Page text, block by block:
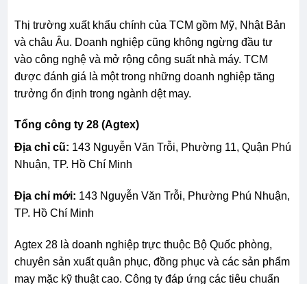
Thị trường xuất khẩu chính của TCM gồm Mỹ, Nhật Bản
và châu Âu. Doanh nghiệp cũng không ngừng đầu tư
vào công nghệ và mở rộng công suất nhà máy. TCM
được đánh giá là một trong những doanh nghiệp tăng
trưởng ổn định trong ngành dệt may.
Tổng công ty 28 (Agtex)
Địa chỉ cũ: 143 Nguyễn Văn Trỗi, Phường 11, Quận Phú
Nhuận, TP. Hồ Chí Minh
Địa chỉ mới: 143 Nguyễn Văn Trỗi, Phường Phú Nhuận,
TP. Hồ Chí Minh
Agtex 28 là doanh nghiệp trực thuộc Bộ Quốc phòng,
chuyên sản xuất quân phục, đồng phục và các sản phẩm
may mặc kỹ thuật cao. Công ty đáp ứng các tiêu chuẩn